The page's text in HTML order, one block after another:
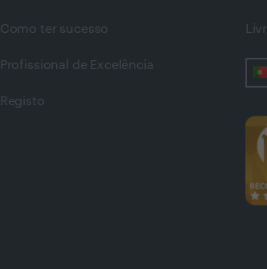
Como ter sucesso
Profissional de Excelência
Registo